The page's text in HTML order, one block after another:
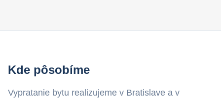
Kde pôsobíme
Vypratanie bytu realizujeme v Bratislave a v